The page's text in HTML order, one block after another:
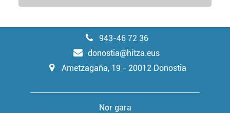
943-46 72 36
donostia@hitza.eus
Ametzagaña, 19 - 20012 Donostia
Nor gara